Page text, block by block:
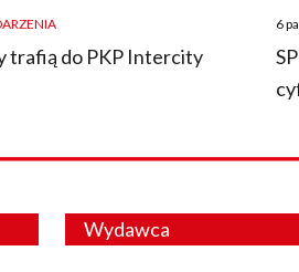
trafią do PKP Intercity
on
6
Wydawca